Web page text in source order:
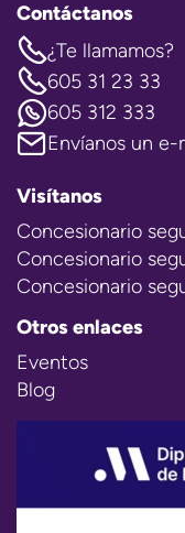
Contáctanos
¿Te llamamos?
605 31 23 33
605 312 333
Envíanos un e-
Visítanos
Concesionario
Concesionario
Concesionario
Otros enlaces
Eventos
Blog